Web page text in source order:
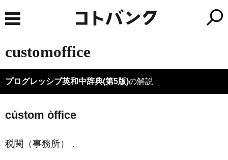
customoffice
プログレッシブ英和中辞典(第5版)の解説
cústom òffice
税関（事務所） ．